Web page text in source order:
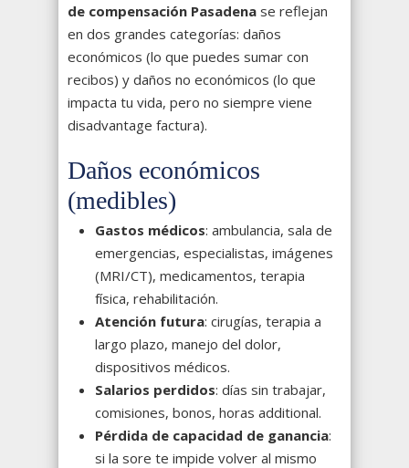
de compensación Pasadena se reflejan
en dos grandes categorías: daños
económicos (lo que puedes sumar con
recibos) y daños no económicos (lo que
impacta tu vida, pero no siempre viene
disadvantage factura).
Daños económicos
(medibles)
Gastos médicos: ambulancia, sala de
emergencias, especialistas, imágenes
(MRI/CT), medicamentos, terapia
física, rehabilitación.
Atención futura: cirugías, terapia a
largo plazo, manejo del dolor,
dispositivos médicos.
Salarios perdidos: días sin trabajar,
comisiones, bonos, horas additional.
Pérdida de capacidad de ganancia:
si la sore te impide volver al mismo